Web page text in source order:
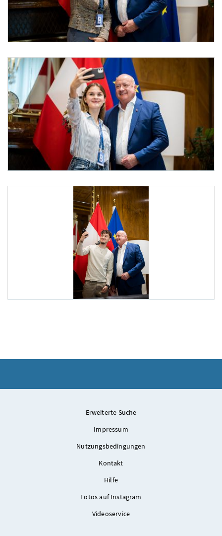
Praktikantinnen und Praktikanten bei Bundeskanzler Stocker
Am 29. Juli 2025 empfing Bundeskanzler Christian Stocker (r.) die
Praktikantinnen und Praktikanten bei Bundeskanzler Stocker
Am 29. Juli 2025 empfing Bundeskanzler Christian Stocker (r.) die
Erweiterte Suche
Impressum
Nutzungsbedingungen
Kontakt
Hilfe
Fotos auf Instagram
Videoservice